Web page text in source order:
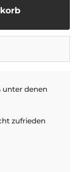
unter denen
zufrieden